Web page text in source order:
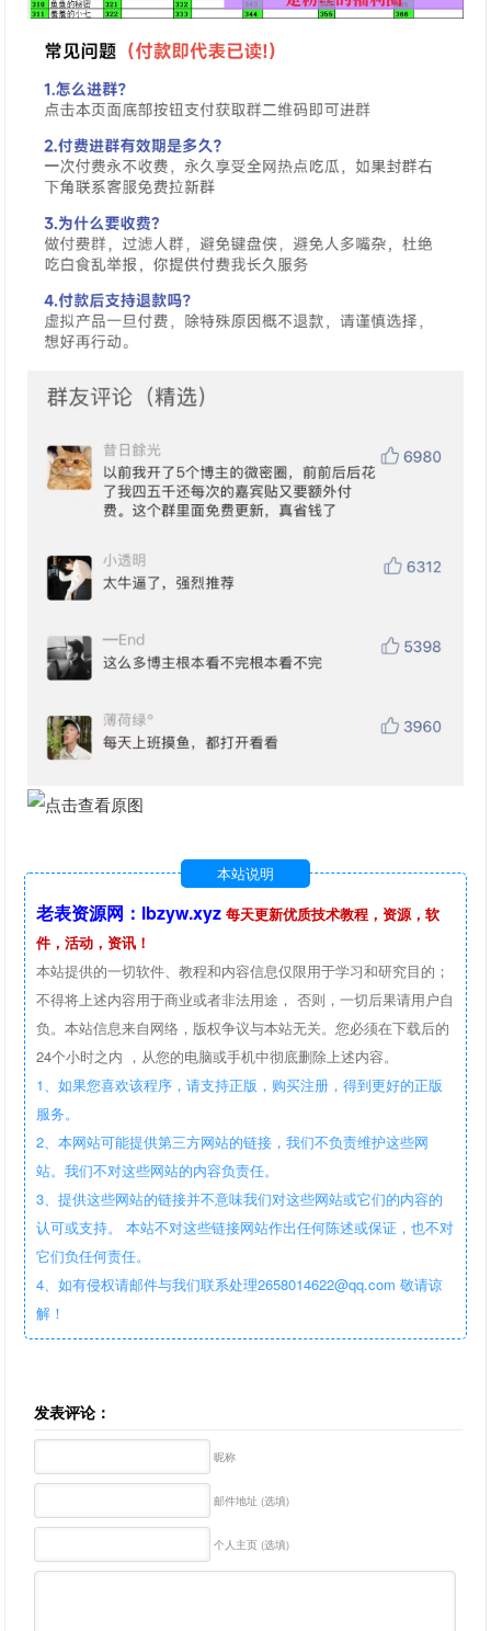
本站说明
老表资源网：lbzyw.xyz 每天更新优质技术教程，资源，软
件，活动，资讯！
本站提供的一切软件、教程和内容信息仅限用于学习和研究目的；
不得将上述内容用于商业或者非法用途， 否则，一切后果请用户自
负。本站信息来自网络，版权争议与本站无关。您必须在下载后的
24个小时之内 ，从您的电脑或手机中彻底删除上述内容。
1、如果您喜欢该程序，请支持正版，购买注册，得到更好的正版
服务。
2、本网站可能提供第三方网站的链接，我们不负责维护这些网
站。我们不对这些网站的内容负责任。
3、提供这些网站的链接并不意味我们对这些网站或它们的内容的
认可或支持。 本站不对这些链接网站作出任何陈述或保证，也不对
它们负任何责任。
4、如有侵权请邮件与我们联系处理2658014622@qq.com 敬请谅
解！
发表评论：
昵称
邮件地址 (选填)
个人主页 (选填)